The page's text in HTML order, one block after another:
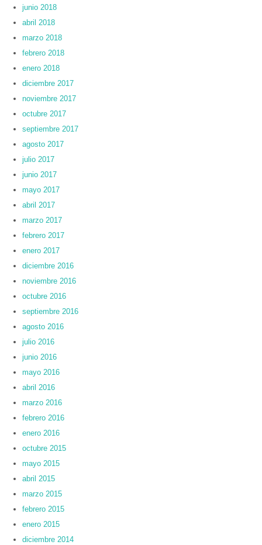
junio 2018
abril 2018
marzo 2018
febrero 2018
enero 2018
diciembre 2017
noviembre 2017
octubre 2017
septiembre 2017
agosto 2017
julio 2017
junio 2017
mayo 2017
abril 2017
marzo 2017
febrero 2017
enero 2017
diciembre 2016
noviembre 2016
octubre 2016
septiembre 2016
agosto 2016
julio 2016
junio 2016
mayo 2016
abril 2016
marzo 2016
febrero 2016
enero 2016
octubre 2015
mayo 2015
abril 2015
marzo 2015
febrero 2015
enero 2015
diciembre 2014